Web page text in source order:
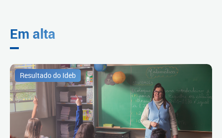
Em alta
Resultado do Ideb